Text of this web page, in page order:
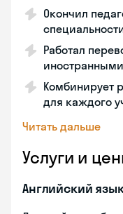
Окончил
Работал
Комбинирует
для каждого
Читать дальше
Услуги и
Английский